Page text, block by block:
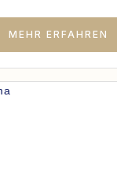
MEHR ERFAHREN